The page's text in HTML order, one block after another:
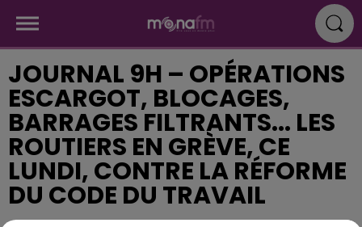
JOURNAL 9H – OPÉRATIONS
ESCARGOT, BLOCAGES,
BARRAGES FILTRANTS... LES
ROUTIERS EN GRÈVE, CE
LUNDI, CONTRE LA RÉFORME
DU CODE DU TRAVAIL